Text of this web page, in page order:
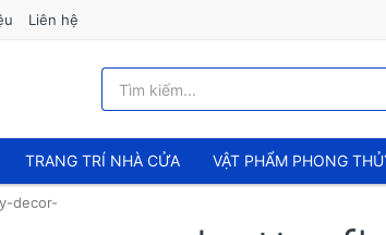
Liên hệ
TRANG TRÍ NHÀ CỬA VẬT PHẨM PHONG
decor-